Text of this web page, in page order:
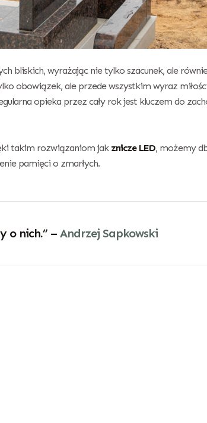
bliskich, wyrażając nie tylko szacunek, ale
obowiązek, ale przede wszystkim wyraz
opieka przez cały rok jest kluczem do
takim rozwiązaniom jak znicze LED, możemy
pamięci o zmarłych.
o nich.” – Andrzej Sapkowski